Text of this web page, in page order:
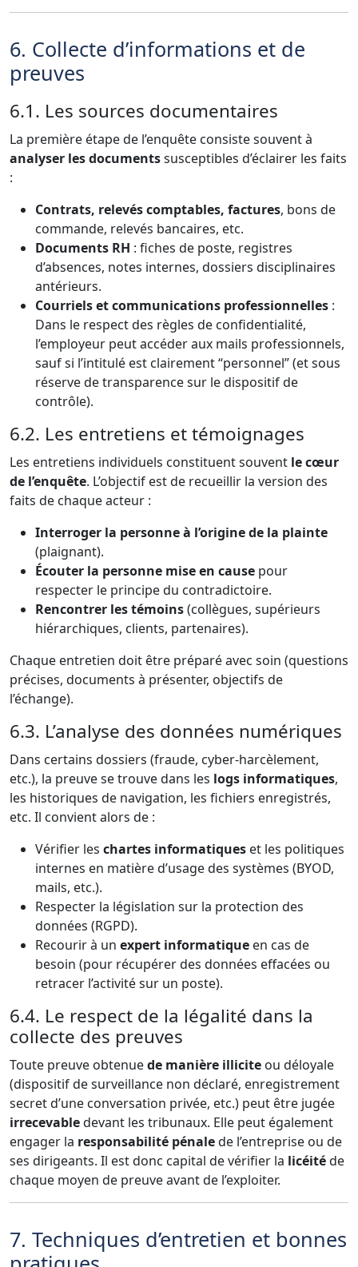
6. Collecte d’informations et de
preuves
6.1. Les sources documentaires
La première étape de l’enquête consiste souvent à
analyser les documentssusceptibles d’éclairer les faits
:
Contrats, relevés comptables, factures, bons de
commande, relevés bancaires, etc.
Documents RH : fiches de poste, registres
d’absences, notes internes, dossiers disciplinaires
antérieurs.
Courriels et communications professionnelles :
Dans le respect des règles de confidentialité,
l’employeur peut accéder aux mails professionnels,
sauf si l’intitulé est clairement “personnel” (et sous
réserve de transparence sur le dispositif de
contrôle).
6.2. Les entretiens et témoignages
Les entretiens individuels constituent souvent le cœur
de l’enquête. L’objectif est de recueillir la version des
faits de chaque acteur :
Interroger la personne à l’origine de la plainte
(plaignant).
Écouter la personne mise en cause pour
respecter le principe du contradictoire.
Rencontrer les témoins(collègues, supérieurs
hiérarchiques, clients, partenaires).
Chaque entretien doit être préparé avec soin (questions
précises, documents à présenter, objectifs de
l’échange).
6.3. L’analyse des données numériques
Dans certains dossiers (fraude, cyber-harcèlement,
etc.), la preuve se trouve dans les logs informatiques,
les historiques de navigation, les fichiers enregistrés,
etc. Il convient alors de :
Vérifier les chartes informatiques et les politiques
internes en matière d’usage des systèmes (BYOD,
mails, etc.).
Respecter la législation sur la protection des
données (RGPD).
Recourir à un expert informatique en cas de
besoin (pour récupérer des données effacées ou
retracer l’activité sur un poste).
6.4. Le respect de la légalité dans la
collecte des preuves
Toute preuve obtenuede manière illicite ou déloyale
(dispositif de surveillance non déclaré, enregistrement
secret d’une conversation privée, etc.) peut être jugée
irrecevabledevant les tribunaux. Elle peut également
engager la responsabilité pénalede l’entreprise ou de
ses dirigeants. Il est donc capital de vérifier la licéitéde
chaque moyen de preuve avant de l’exploiter.
7. Techniques d’entretien et bonnes